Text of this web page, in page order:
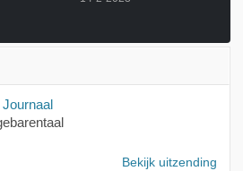
Bekijk uitzending